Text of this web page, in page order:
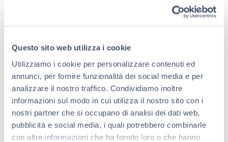
Questo sito web utilizza i cookie
Utilizziamo i cookie per personalizzare contenuti ed
annunci, per fornire funzionalità dei social media e per
analizzare il nostro traffico. Condividiamo inoltre
informazioni sul modo in cui utilizza il nostro sito con i
nostri partner che si occupano di analisi dei dati web,
pubblicità e social media, i quali potrebbero combinarle
con altre informazioni che ha fornito loro o che hanno
particolarmente orgogliosi. Come noi viticoltori, anche i
produttori coinvolti nei Presìdi pongono al centro del loro
lavoro il rispetto per il territorio, la qualità del prodotto e il
in 80 Presìdi – Cheese